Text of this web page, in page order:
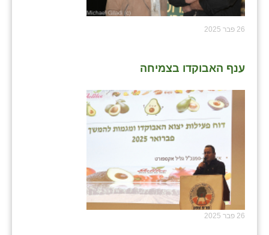
26 פבר 2025
ענף האבוקדו בצמיחה
26 פבר 2025